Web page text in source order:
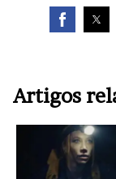
Artigos